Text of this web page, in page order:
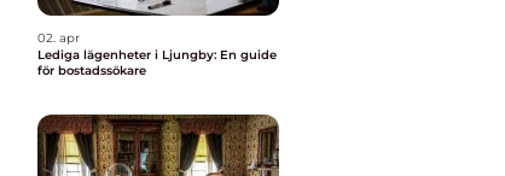
02. apr
Lediga lägenheter i Ljungby: En guide
för bostadssökare